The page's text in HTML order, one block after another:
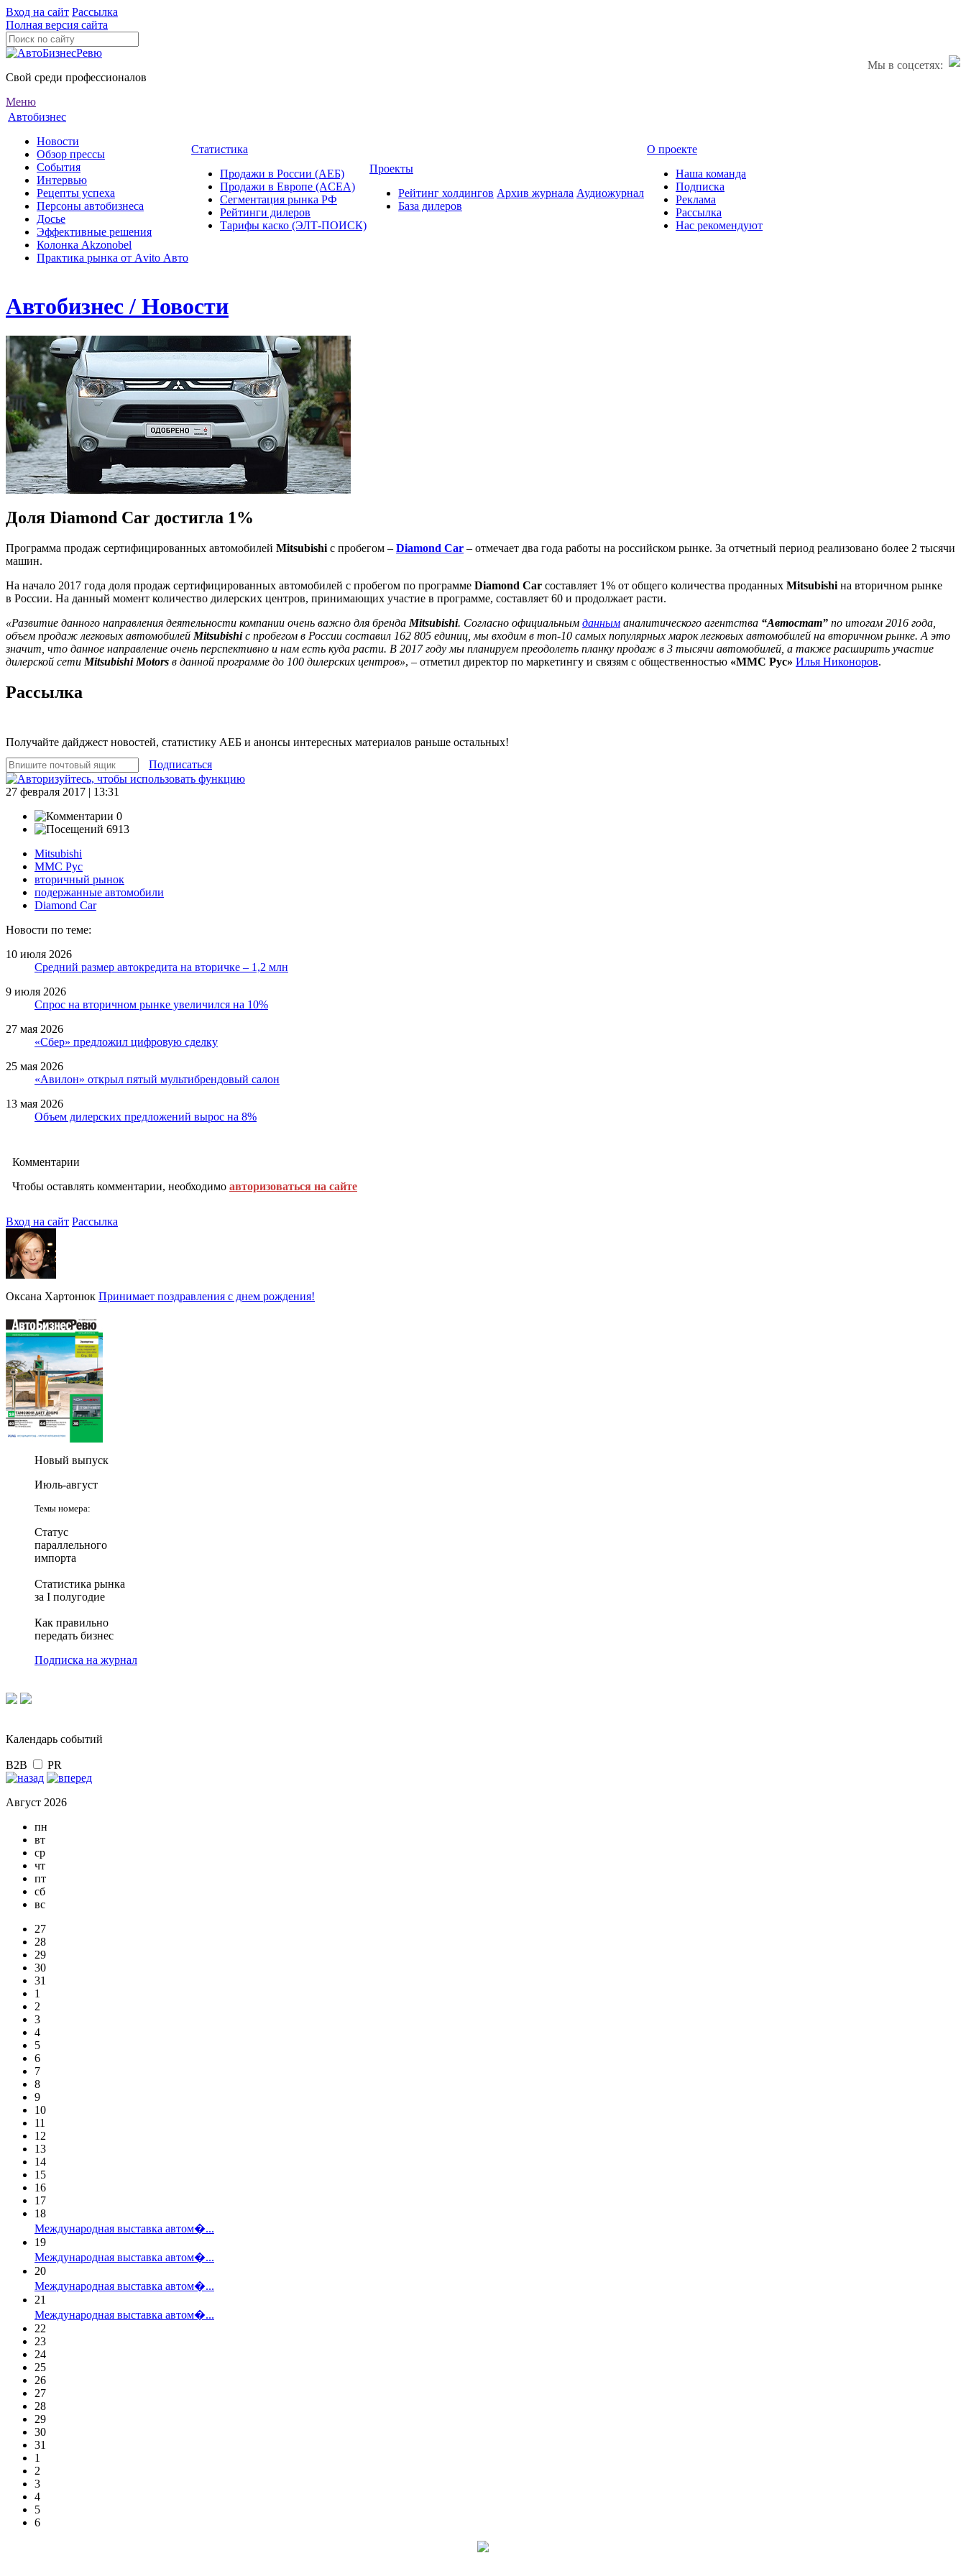
Вход на сайт Рассылка
Полная версия сайта
Мы в соцсетях:
Свой среди профессионалов
Меню
Автобизнес
Новости
Обзор прессы
События
Интервью
Рецепты успеха
Персоны автобизнеса
Досье
Эффективные решения
Колонка Akzonobel
Практика рынка от Аvito Авто
Статистика
Продажи в России (АЕБ)
Продажи в Европе (ACEA)
Сегментация рынка РФ
Рейтинги дилеров
Тарифы каско (ЭЛТ-ПОИСК)
Проекты
Рейтинг холдингов
База дилеров
Архив журнала Аудиожурнал
О проекте
Наша команда
Подписка
Реклама
Рассылка
Нас рекомендуют
Автобизнес / Новости
Доля Diamond Car достигла 1%
Программа продаж сертифицированных автомобилей Mitsubishi с пробегом – Diamond Car – отмечает два года работы на российском рынке. За отчетный период реализовано более 2 тысячи
машин.
На начало 2017 года доля продаж сертифицированных автомобилей с пробегом по программе Diamond Car составляет 1% от общего количества проданных Mitsubishi на вторичном рынке
в России. На данный момент количество дилерских центров, принимающих участие в программе, составляет 60 и продолжает расти.
«Развитие данного направления деятельности компании очень важно для бренда Mitsubishi. Согласно официальным данным аналитического агентства “Автостат” по итогам 2016 года,
объем продаж легковых автомобилей Mitsubishiс пробегом в России составил 162 805 единиц, мы входим в топ-10 самых популярных марок легковых автомобилей на вторичном рынке. А это
значит, что данное направление очень перспективно и нам есть куда расти. В 2017 году мы планируем преодолеть планку продаж в 3 тысячи автомобилей, а также расширить участие
дилерской сети Mitsubishi Motors в данной программе до 100 дилерских центров», – отметил директор по маркетингу и связям с общественностью «ММС Рус» Илья Никоноров.
Рассылка
Получайте дайджест новостей, статистику АЕБ и анонсы интересных материалов раньше остальных!
Подписаться
27 февраля 2017 | 13:31
0
6913
Mitsubishi
ММС Рус
вторичный рынок
подержанные автомобили
Diamond Car
Новости по теме:
10 июля 2026
Средний размер автокредита на вторичке – 1,2 млн
9 июля 2026
Спрос на вторичном рынке увеличился на 10%
27 мая 2026
«Сбер» предложил цифровую сделку
25 мая 2026
«Авилон» открыл пятый мультибрендовый салон
13 мая 2026
Объем дилерских предложений вырос на 8%
Комментарии
Чтобы оставлять комментарии, необходимо авторизоваться на сайте
Вход на сайт Рассылка
Оксана Хартонюк Принимает поздравления с днем рождения!
Новый выпуск
Июль-август
Темы номера:
Статус
параллельного
импорта
Статистика рынка
за I полугодие
Как правильно
передать бизнес
Подписка на журнал
Календарь событий
B2B PR
Август 2026
пн
вт
ср
чт
пт
сб
вс
27
28
29
30
31
1
2
3
4
5
6
7
8
9
10
11
12
13
14
15
16
17
18
Международная выставка автом�...
19
Международная выставка автом�...
20
Международная выставка автом�...
21
Международная выставка автом�...
22
23
24
25
26
27
28
29
30
31
1
2
3
4
5
6